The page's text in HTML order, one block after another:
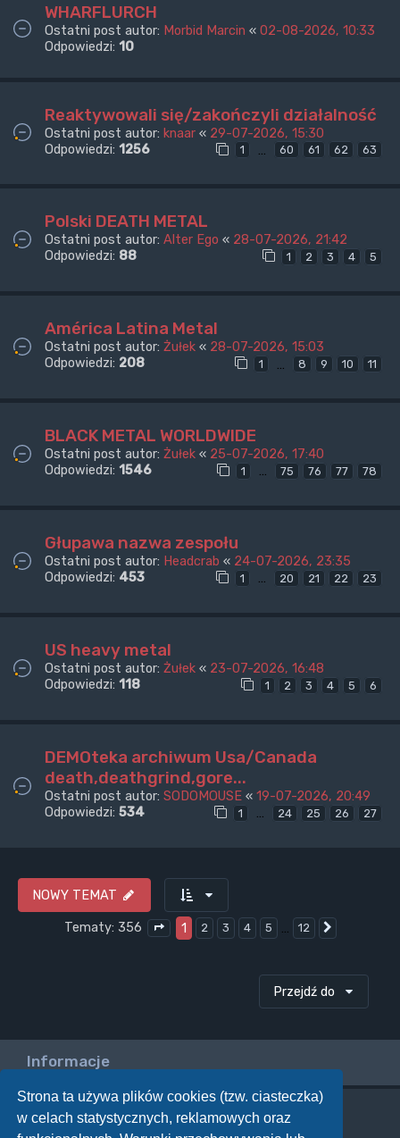
Strona ta używa plików cookies (tzw. ciasteczka)
w celach statystycznych, reklamowych oraz
WHARFLURCH
Ostatni post autor: Morbid Marcin « 02-08-2026, 10:33
Odpowiedzi: 10
Reaktywowali się/zakończyli działalność
Ostatni post autor: knaar « 29-07-2026, 15:30
Odpowiedzi: 1256 1 … 60 61 62 63
Polski DEATH METAL
Ostatni post autor: Alter Ego « 28-07-2026, 21:42
Odpowiedzi: 88 1 2 3 4 5
América Latina Metal
Ostatni post autor: Żułek « 28-07-2026, 15:03
Odpowiedzi: 208 1 8 9 10 11
BLACK METAL WORLDWIDE
Ostatni post autor: Żułek « 25-07-2026, 17:40
Odpowiedzi: 1546 1 … 75 76 77 78
Głupawa nazwa zespołu
Ostatni post autor: Headcrab « 24-07-2026, 23:35
Odpowiedzi: 453 1 … 20 21 22 23
US heavy metal
Ostatni post autor: Żułek « 23-07-2026, 16:48
Odpowiedzi: 118 1 2 3 4 5 6
DEMOteka archiwum Usa/Canada
death,deathgrind,gore...
Ostatni post autor: SODOMOUSE « 19-07-2026, 20:49
Odpowiedzi: 534 1 … 24 25 26 27
NOWY TEMAT
Tematy: 356
Strona1 z12
1 2 3 4 5 … 12
Przejdź do
Informacje
Twoje uprawnienia na tym forum